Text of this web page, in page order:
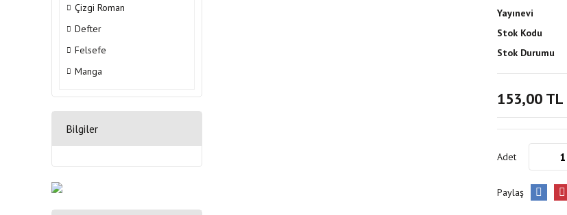
Çizgi Roman
Defter
Felsefe
Manga
Bilgiler
Yayınevi
Stok Kodu
Stok Durumu
153,00 TL
Adet
Paylaş